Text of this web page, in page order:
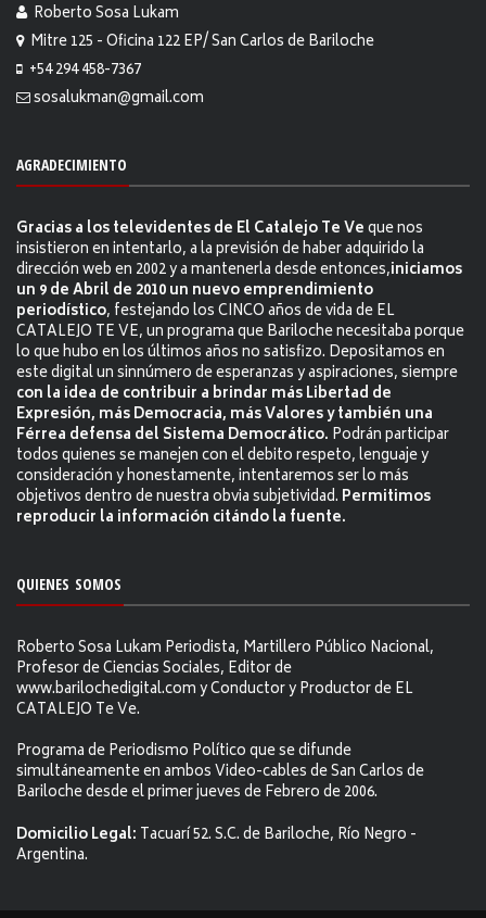
Roberto Sosa Lukam
Mitre 125 - Oficina 122 EP/ San Carlos de Bariloche
+54 294 458-7367
sosalukman@gmail.com
AGRADECIMIENTO
Gracias a los televidentes de El Catalejo Te Veque nos
insistieron en intentarlo, a la previsión de haber adquirido la
dirección web en 2002 y a mantenerla desde entonces,iniciamos
un 9 de Abril de 2010 un nuevo emprendimiento
periodístico, festejando los CINCO años de vida de EL
CATALEJO TE VE, un programa que Bariloche necesitaba porque
lo que hubo en los últimos años no satisfizo. Depositamos en
este digital un sinnúmero de esperanzas y aspiraciones, siempre
con la idea de contribuir a brindar más Libertad de
Expresión, más Democracia, más Valores y también una
Férrea defensa del Sistema Democrático. Podrán participar
todos quienes se manejen con el debito respeto, lenguaje y
consideración y honestamente, intentaremos ser lo más
objetivos dentro de nuestra obvia subjetividad. Permitimos
reproducir la información citándo la fuente.
QUIENES SOMOS
Roberto Sosa Lukam Periodista, Martillero Público Nacional,
Profesor de Ciencias Sociales, Editor de
www.barilochedigital.com y Conductor y Productor de EL
CATALEJO Te Ve.
Programa de Periodismo Político que se difunde
simultáneamente en ambos Video-cables de San Carlos de
Bariloche desde el primer jueves de Febrero de 2006.
Domicilio Legal: Tacuarí 52. S.C. de Bariloche, Río Negro -
Argentina.